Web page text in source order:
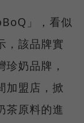
」，看似
，該品牌實
奶品牌，
加盟店，掀
茶原料的進